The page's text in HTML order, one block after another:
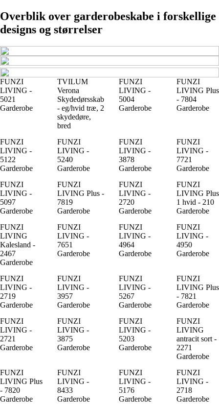
Overblik over garderobeskabe i forskellige
designs og størrelser
FUNZI
LIVING -
5021
Garderobe
TVILUM
Verona
Skydedørsskab
- eg/hvid træ, 2
skydedøre,
bred
FUNZI
LIVING -
5004
Garderobe
FUNZI
LIVING Plus
- 7804
Garderobe
FUNZI
LIVING -
5122
Garderobe
FUNZI
LIVING -
5240
Garderobe
FUNZI
LIVING -
3878
Garderobe
FUNZI
LIVING -
7721
Garderobe
FUNZI
LIVING -
5097
Garderobe
FUNZI
LIVING Plus -
7819
Garderobe
FUNZI
LIVING -
2720
Garderobe
FUNZI
LIVING Plus
1 hvid - 210
Garderobe
FUNZI
LIVING
Kalesland -
2467
Garderobe
FUNZI
LIVING -
7651
Garderobe
FUNZI
LIVING -
4964
Garderobe
FUNZI
LIVING -
4950
Garderobe
FUNZI
LIVING -
2719
Garderobe
FUNZI
LIVING -
3957
Garderobe
FUNZI
LIVING -
5267
Garderobe
FUNZI
LIVING Plus
- 7821
Garderobe
FUNZI
LIVING -
2721
Garderobe
FUNZI
LIVING -
3875
Garderobe
FUNZI
LIVING -
5203
Garderobe
FUNZI
LIVING
antracit sort -
2271
Garderobe
FUNZI
LIVING Plus
- 7820
Garderobe
FUNZI
LIVING -
8433
Garderobe
FUNZI
LIVING -
5176
Garderobe
FUNZI
LIVING -
2718
Garderobe